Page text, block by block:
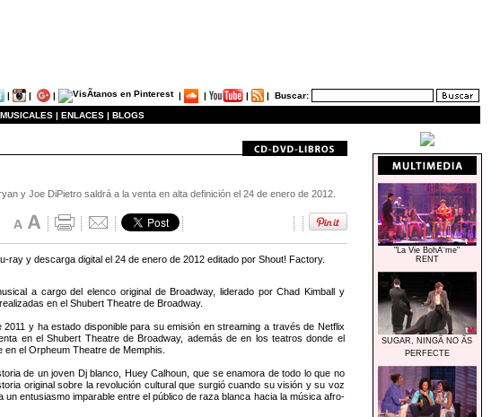
| | | | | | | Buscar:
| ENLACES | BLOGS
y Joe DiPietro saldrá a la venta en alta definición el 24 de enero de 2012.
y descarga digital el 24 de enero de 2012 editado por Shout! Factory.
a cargo del elenco original de Broadway, liderado por Chad Kimball y
en el Shubert Theatre de Broadway.
y ha estado disponible para su emisión en streaming a través de Netflix
en el Shubert Theatre de Broadway, además de en los teatros donde el
el Orpheum Theatre de Memphis.
de un joven Dj blanco, Huey Calhoun, que se enamora de todo lo que no
original sobre la revolución cultural que surgió cuando su visión y su voz
entusiasmo imparable entre el público de raza blanca hacia la música afro-
"La Vie BohÃ¨me"
RENT
SUGAR, NINGÃ NO ÃS
PERFECTE